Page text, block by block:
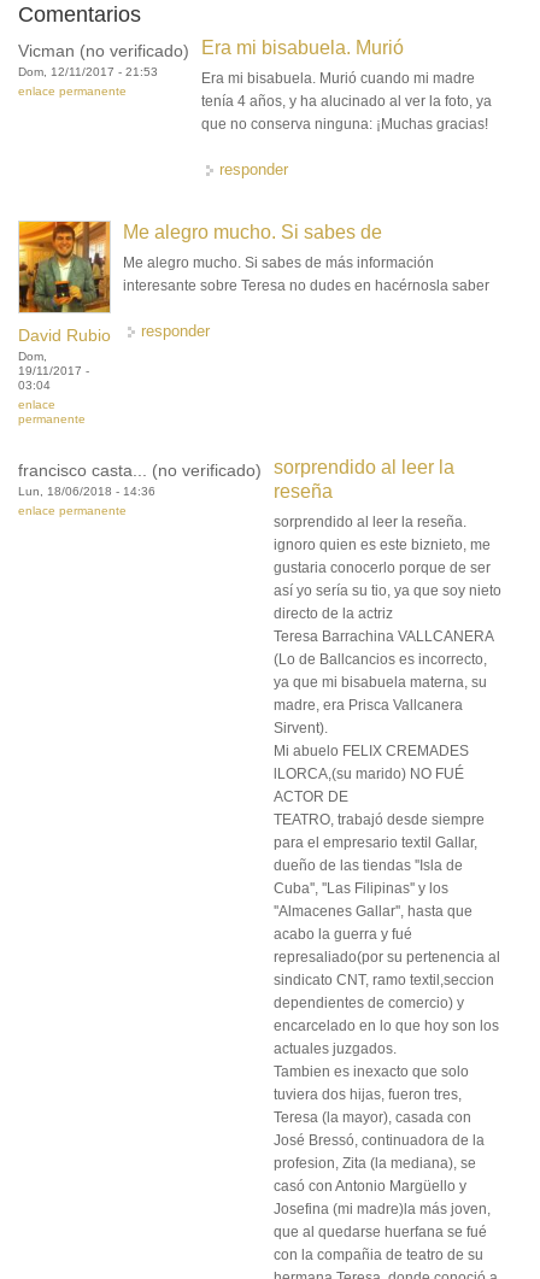
Comentarios
Vicman (no verificado)
Dom, 12/11/2017 - 21:53
enlace permanente
Era mi bisabuela. Murió
Era mi bisabuela. Murió cuando mi madre
tenía 4 años, y ha alucinado al ver la foto, ya
que no conserva ninguna: ¡Muchas gracias!
responder
David Rubio
Dom,
19/11/2017 -
03:04
enlace
permanente
Me alegro mucho. Si sabes de
Me alegro mucho. Si sabes de más información
interesante sobre Teresa no dudes en hacérnosla saber
responder
francisco casta... (no verificado)
Lun, 18/06/2018 - 14:36
enlace permanente
sorprendido al leer la
reseña
sorprendido al leer la reseña.
ignoro quien es este biznieto, me
gustaria conocerlo porque de ser
así yo sería su tio, ya que soy nieto
directo de la actriz
Teresa Barrachina VALLCANERA
(Lo de Ballcancios es incorrecto,
ya que mi bisabuela materna, su
madre, era Prisca Vallcanera
Sirvent).
Mi abuelo FELIX CREMADES
lLORCA,(su marido) NO FUÉ
ACTOR DE
TEATRO, trabajó desde siempre
para el empresario textil Gallar,
dueño de las tiendas ''Isla de
Cuba'', ''Las Filipinas'' y los
''Almacenes Gallar'', hasta que
acabo la guerra y fué
represaliado(por su pertenencia al
sindicato CNT, ramo textil,seccion
dependientes de comercio) y
encarcelado en lo que hoy son los
actuales juzgados.
Tambien es inexacto que solo
tuviera dos hijas, fueron tres,
Teresa (la mayor), casada con
José Bressó, continuadora de la
profesion, Zita (la mediana), se
casó con Antonio Margüello y
Josefina (mi madre)la más joven,
que al quedarse huerfana se fué
con la compañia de teatro de su